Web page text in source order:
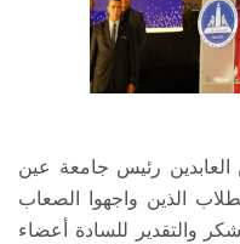
رئيس جامعة عين
الذين واجهوا الصعاب
والتقدير للسادة أعضاء